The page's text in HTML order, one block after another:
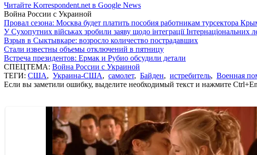
Читайте Korrespondent.net в Google News
Война России с Украиной
Провал сезона: Москва будет платить пособия работникам турсектора
У Сухопутних військах зробили заяву щодо інтеграції Інтернаціональних
Взрыв в Сыктывкаре: возросло количество пострадавших
Стали известны объемы отключений в пятницу
Встреча президентов: Ермак и Рубио обсудили детали
СПЕЦТЕМА: Война России с Украиной
ТЕГИ: США, Украина-США, самолет, Байден, истребитель, Военная
Если вы заметили ошибку, выделите необходимый текст и нажмите